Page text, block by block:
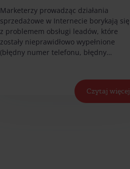
Marketerzy prowadząc działania
sprzedażowe w Internecie borykają się
z problemem obsługi leadów, które
zostały nieprawidłowo wypełnione
(błędny numer telefonu, błędny…
Czytaj więcej